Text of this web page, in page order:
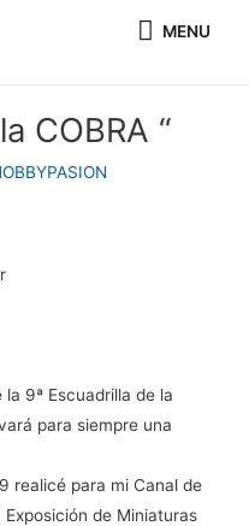
MENU
MENU
COBRA “
la 9ª Escuadrilla de la
para siempre una
realicé para mi Canal de
de Miniaturas